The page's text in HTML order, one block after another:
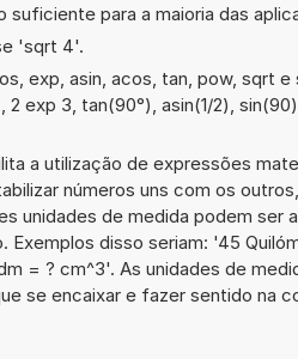
para a maioria das
'sqrt 4'.
exp, asin, acos, tan, pow, sqrt e
2 exp 3, tan(90°), asin(1/2),
a utilização de expressões
números uns com os
unidades de medida podem ser
Exemplos disso seriam: '45
= ? cm^3'. As unidades de
se encaixar e fazer sentido na